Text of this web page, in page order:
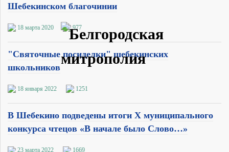
Шебекинском благочинии
18 марта 2020 977
"Святочные посиделки" шебекинских
школьников
18 января 2022 1251
В Шебекино подведены итоги X муниципального
конкурса чтецов «В начале было Слово…»
23 марта 2022 1669